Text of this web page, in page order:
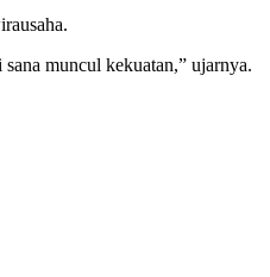
muncul kekuatan,” ujarnya.